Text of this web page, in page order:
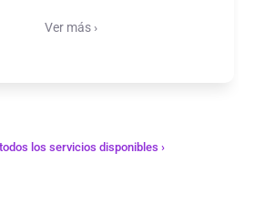
Ver más ›
los servicios disponibles ›